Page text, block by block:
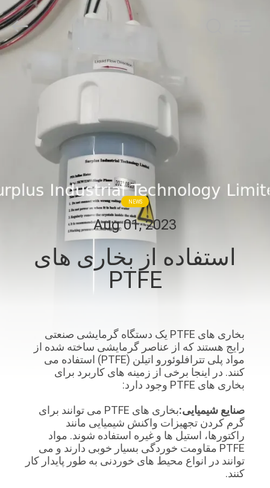
محصولات
تور
تماس
بگیرید
اخبار
درخواست
نقل قول
NEWS
Aug 01, 2023
استفاده از بخاری های
PTFE
بخاری های PTFE یک دستگاه گرمایشی صنعتی
رایج هستند که از عناصر گرمایشی ساخته شده از
مواد پلی تترافلوئورو اتیلن (PTFE) استفاده می
کنند. در اینجا برخی از زمینه های کاربرد برای
بخاری های PTFE وجود دارد:
صنایع شیمیایی:
بخاری های PTFE می توانند برای
گرم کردن تجهیزات واکنش شیمیایی مانند
راکتورها، استیل ها و غیره استفاده شوند. مواد
PTFE مقاومت خوردگی بسیار خوبی دارند و می
توانند در انواع محیط های خوردنی به طور پایدار کار
کنند.